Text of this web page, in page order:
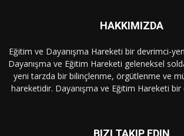
HAKKIMIZDA
Eğitim ve Dayanışma Hareketi bir devrimci-
Dayanışma ve Eğitim Hareketi geleneksel
yeni tarzda bir bilinçlenme, örgütlenme ve
hareketidir. Dayanışma ve Eğitim Hareketi
BIZI TAKIP EDIN